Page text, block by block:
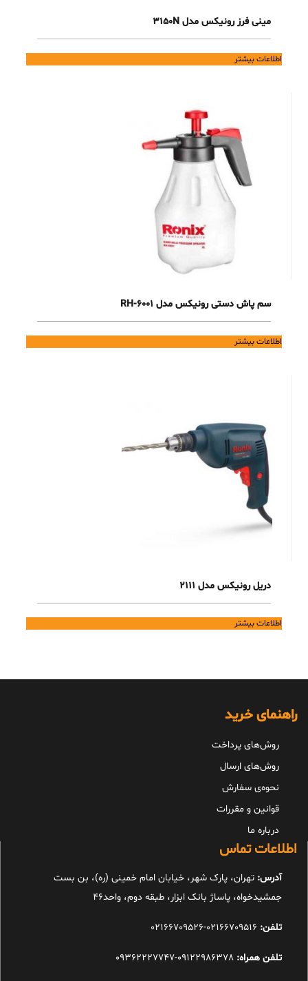
مینی فرز رونیکس مدل 3150N
اطلاعات بیشتر
سم پاش دستی رونیکس مدل RH-6001
اطلاعات بیشتر
دریل رونیکس مدل 2111
اطلاعات بیشتر
راهنمای خرید
روش‌های پرداخت
روش‌های ارسال
نحوه‌ی سفارش
قوانین و مقررات
درباره ما
اطلاعات تماس
آدرس: تهران، پارک شهر، خیابان امام خمینی (ره)، بن بست
جمشیدخواه، پاساژ بانک ابزار، طبقه دوم، واحد46
تلفن:
تلفن همراه: 09122986378-09362227747